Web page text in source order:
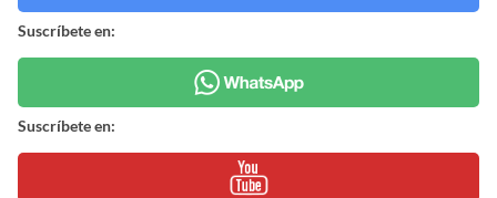
Suscríbete en:
Suscríbete en: